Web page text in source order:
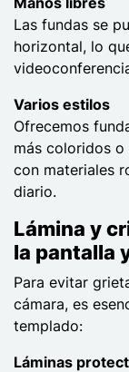
Las fundas se
horizontal, lo
Varios estilos
Ofrecemos
más coloridos o
con materiales
diario.
Lámina y
la pantalla
Para evitar
cámara, es
templado:
Láminas